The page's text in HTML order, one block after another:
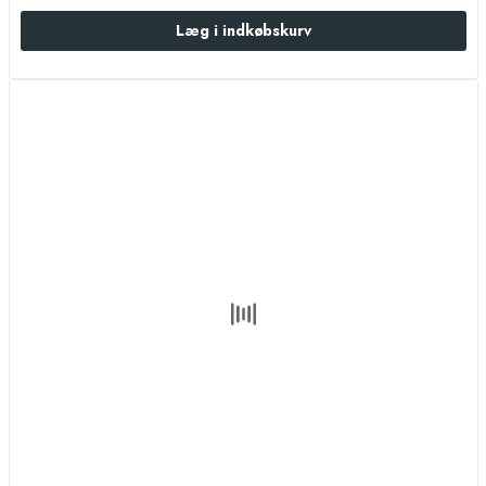
Læg i indkøbskurv